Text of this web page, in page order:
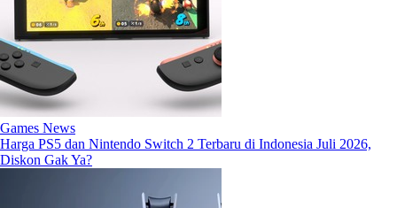
Games News
Harga PS5 dan Nintendo Switch 2 Terbaru di Indonesia Juli 2026,
Diskon Gak Ya?